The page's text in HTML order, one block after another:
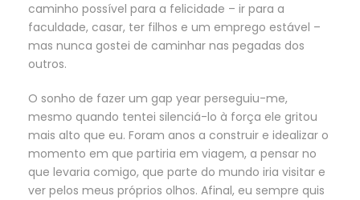
caminho possível para a felicidade – ir para a
faculdade, casar, ter filhos e um emprego estável –
mas nunca gostei de caminhar nas pegadas dos
outros.
O sonho de fazer um gap year perseguiu-me,
mesmo quando tentei silenciá-lo à força ele gritou
mais alto que eu. Foram anos a construir e idealizar o
momento em que partiria em viagem, a pensar no
que levaria comigo, que parte do mundo iria visitar e
ver pelos meus próprios olhos. Afinal, eu sempre quis